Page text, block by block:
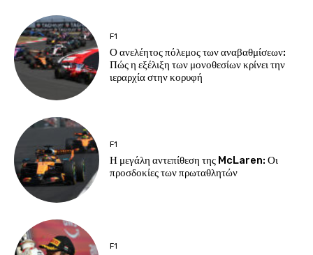
F1
Ο ανελέητος πόλεμος των αναβαθμίσεων:
Πώς η εξέλιξη των μονοθεσίων κρίνει την
ιεραρχία στην κορυφή
F1
Η μεγάλη αντεπίθεση της McLaren: Οι
προσδοκίες των πρωταθλητών
F1